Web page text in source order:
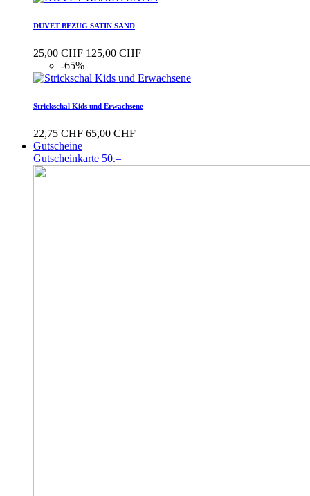
DUVET BEZUG SATIN SAND
25,00 CHF 125,00 CHF
-65%
Strickschal Kids und Erwachsene
22,75 CHF 65,00 CHF
Gutscheine
Gutscheinkarte 50.–